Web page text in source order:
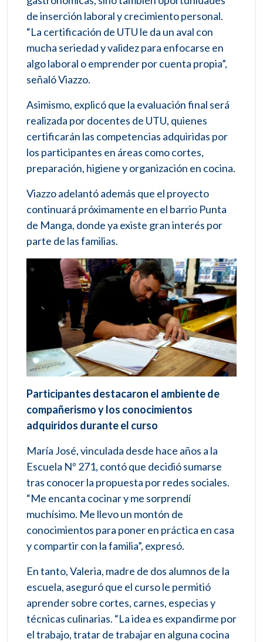
de inserción laboral y crecimiento personal.
“La certificación de UTU le da un aval con
mucha seriedad y validez para enfocarse en
algo laboral o emprender por cuenta propia”,
señaló Viazzo.
Asimismo, explicó que la evaluación final será
realizada por docentes de UTU, quienes
certificarán las competencias adquiridas por
los participantes en áreas como cortes,
preparación, higiene y organización en cocina.
Viazzo adelantó además que el proyecto
continuará próximamente en el barrio Punta
de Manga, donde ya existe gran interés por
parte de las familias.
Participantes destacaron el ambiente de
compañerismo y los conocimientos
adquiridos durante el curso
María José, vinculada desde hace años a la
Escuela Nº 271, contó que decidió sumarse
tras conocer la propuesta por redes sociales.
“Me encanta cocinar y me sorprendí
muchísimo. Me llevo un montón de
conocimientos para poner en práctica en casa
y compartir con la familia”, expresó.
En tanto, Valeria, madre de dos alumnos de la
escuela, aseguró que el curso le permitió
aprender sobre cortes, carnes, especias y
técnicas culinarias. “La idea es expandirme por
el trabajo, tratar de trabajar en alguna cocina